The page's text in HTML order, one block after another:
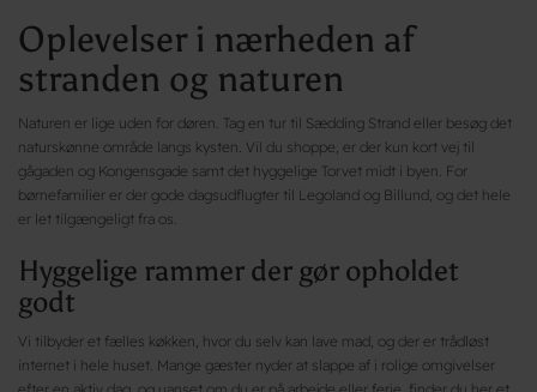
Oplevelser i nærheden af
stranden og naturen
Naturen er lige uden for døren. Tag en tur til Sædding Strand eller besøg det
naturskønne område langs kysten. Vil du shoppe, er der kun kort vej til
gågaden og Kongensgade samt det hyggelige Torvet midt i byen. For
børnefamilier er der gode dagsudflugter til Legoland og Billund, og det hele
er let tilgængeligt fra os.
Hyggelige rammer der gør opholdet
godt
Vi tilbyder et fælles køkken, hvor du selv kan lave mad, og der er trådløst
internet i hele huset. Mange gæster nyder at slappe af i rolige omgivelser